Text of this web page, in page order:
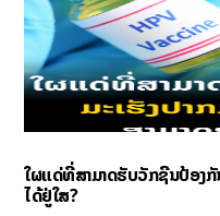
ໃຜແດ່ທີ່ສາມາດຮັບວັກຊີນປ້ອງກັ
ໄດ້ຢູ່ໃສ?